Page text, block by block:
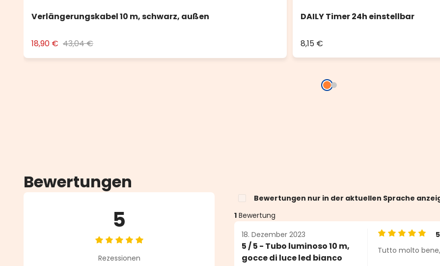
Verlängerungskabel 10 m, schwarz, außen
18,90 € 43,04 €
DAILY Timer 24h einstellbar
8,15 €
Bewertungen
5
Durchschnittliche Bewertung von 5 von 5 Sternen
Rezessionen
Bewertungen nur in der aktuellen Sprache
1 Bewertung
18. Dezember 2023
5 / 5 - Tubo luminoso 10 m,
gocce di luce led bianco
5
Tutto molto